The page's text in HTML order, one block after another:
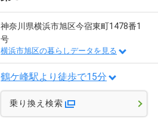
神奈川県横浜市旭区今宿東町1478番1
号
横浜市旭区の暮らしデータを見る
鶴ケ峰駅より徒歩で15分
乗り換え検索